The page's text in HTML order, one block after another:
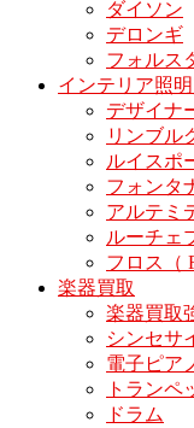
ダイソン
デロンギ
フォルス
インテリア照
デザイナ
リンブル
ルイスポ
フォンタ
アルテミ
ルーチェ
フロス（
楽器買取
楽器買取
シンセサ
電子ピア
トランペ
ドラム